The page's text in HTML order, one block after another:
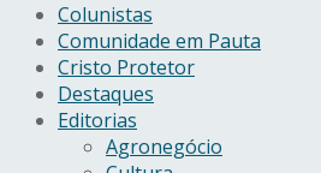
Colunistas
Comunidade em Pauta
Cristo Protetor
Destaques
Editorias
Agronegócio